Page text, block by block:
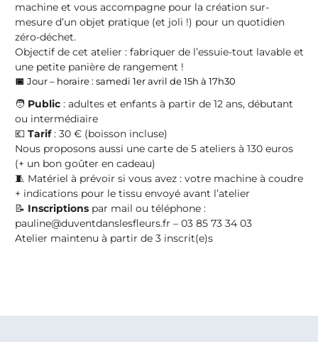
machine et vous accompagne pour la création sur-
mesure d’un objet pratique (et joli !) pour un quotidien
zéro-déchet.
Objectif de cet atelier : fabriquer de l’essuie-tout lavable et
une petite panière de rangement !
📅 Jour – horaire : samedi 1er avril de 15h à 17h30
🧑 Public : adultes et enfants à partir de 12 ans, débutant
ou intermédiaire
💶 Tarif: 30 € (boisson incluse)
Nous proposons aussi une carte de 5 ateliers à 130 euros
(+ un bon goûter en cadeau)
🧵 Matériel à prévoir si vous avez : votre machine à coudre
+ indications pour le tissu envoyé avant l’atelier
📝 Inscriptions par mail ou téléphone :
pauline@duventdanslesfleurs.fr – 03 85 73 34 03
Atelier maintenu à partir de 3 inscrit(e)s